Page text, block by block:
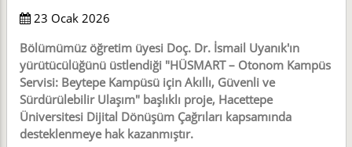
23 Ocak 2026
Bölümümüz öğretim üyesi Doç. Dr. İsmail Uyanık'ın
yürütücülüğünü üstlendiği "HÜSMART – Otonom Kampüs
Servisi: Beytepe Kampüsü için Akıllı, Güvenli ve
Sürdürülebilir Ulaşım" başlıklı proje, Hacettepe
Üniversitesi Dijital Dönüşüm Çağrıları kapsamında
desteklenmeye hak kazanmıştır.